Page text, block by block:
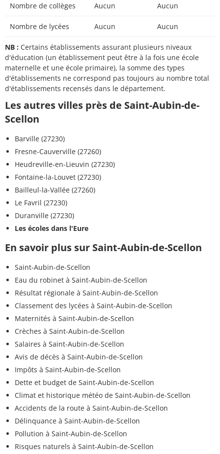
Nombre de collèges Aucun Aucun
Nombre de lycées Aucun Aucun
NB : Certains établissements assurant plusieurs niveaux
d'éducation (un établissement peut être à la fois une école
maternelle et une école primaire), la somme des types
d'établissements ne correspond pas toujours au nombre total
d'établissements recensés dans le département.
Les autres villes près de Saint-Aubin-de-
Scellon
Barville (27230)
Fresne-Cauverville (27260)
Heudreville-en-Lieuvin (27230)
Fontaine-la-Louvet (27230)
Bailleul-la-Vallée (27260)
Le Favril (27230)
Duranville (27230)
Les écoles dans l'Eure
En savoir plus sur Saint-Aubin-de-Scellon
Saint-Aubin-de-Scellon
Eau du robinet à Saint-Aubin-de-Scellon
Résultat régionale à Saint-Aubin-de-Scellon
Classement des lycées à Saint-Aubin-de-Scellon
Maternités à Saint-Aubin-de-Scellon
Crèches à Saint-Aubin-de-Scellon
Salaires à Saint-Aubin-de-Scellon
Avis de décès à Saint-Aubin-de-Scellon
Impôts à Saint-Aubin-de-Scellon
Dette et budget de Saint-Aubin-de-Scellon
Climat et historique météo de Saint-Aubin-de-Scellon
Accidents de la route à Saint-Aubin-de-Scellon
Délinquance à Saint-Aubin-de-Scellon
Pollution à Saint-Aubin-de-Scellon
Risques naturels à Saint-Aubin-de-Scellon